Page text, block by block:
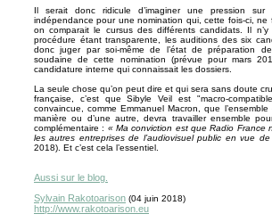
Il serait donc ridicule d’imaginer une pression
indépendance pour une nomination qui, cette fois-ci,
on comparait le cursus des différents candidats. Il
procédure étant transparente, les auditions des six
donc juger par soi-même de l’état de préparation
soudaine de cette nomination (prévue pour mars
candidature interne qui connaissait les dossiers.
La seule chose qu’on peut dire et qui sera sans doute
française, c’est que Sibyle Veil est "macro-
convaincue, comme Emmanuel Macron, que l’ensemble
manière ou d’une autre, devra travailler ensemble
complémentaire : « Ma conviction est que Radio France
les autres entreprises de l’audiovisuel public en vue
2018). Et c’est cela l’essentiel.
Aussi sur le blog.
Sylvain Rakotoarison (04 juin 2018)
http://www.rakotoarison.eu